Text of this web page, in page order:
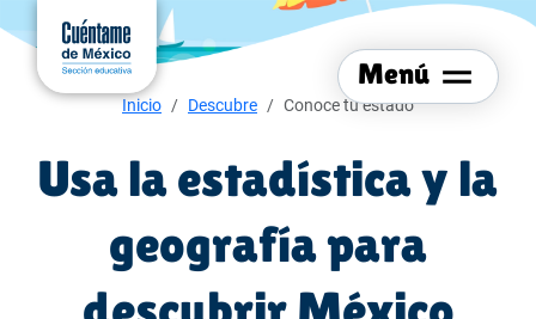
Ir al
contenido
principal
Menú
Menú del sitio
Menú de navegación
Inicio Descubre Conoce tu estado
Usa la estadística y la
geografía para